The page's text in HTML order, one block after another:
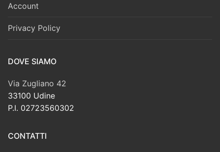
Account
Privacy Policy
DOVE SIAMO
Via Zugliano 42
33100 Udine
P.I. 02723560302
CONTATTI